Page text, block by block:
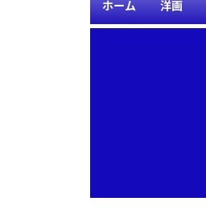
ホーム 洋画